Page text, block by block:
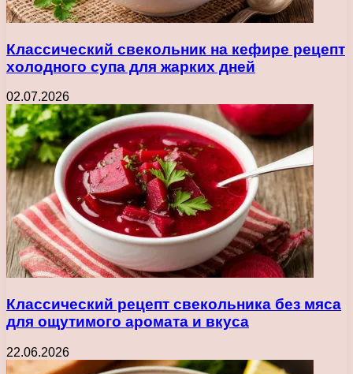
Классический свекольник на кефире рецепт
холодного супа для жарких дней
02.07.2026
Классический рецепт свекольника без мяса
для ощутимого аромата и вкуса
22.06.2026